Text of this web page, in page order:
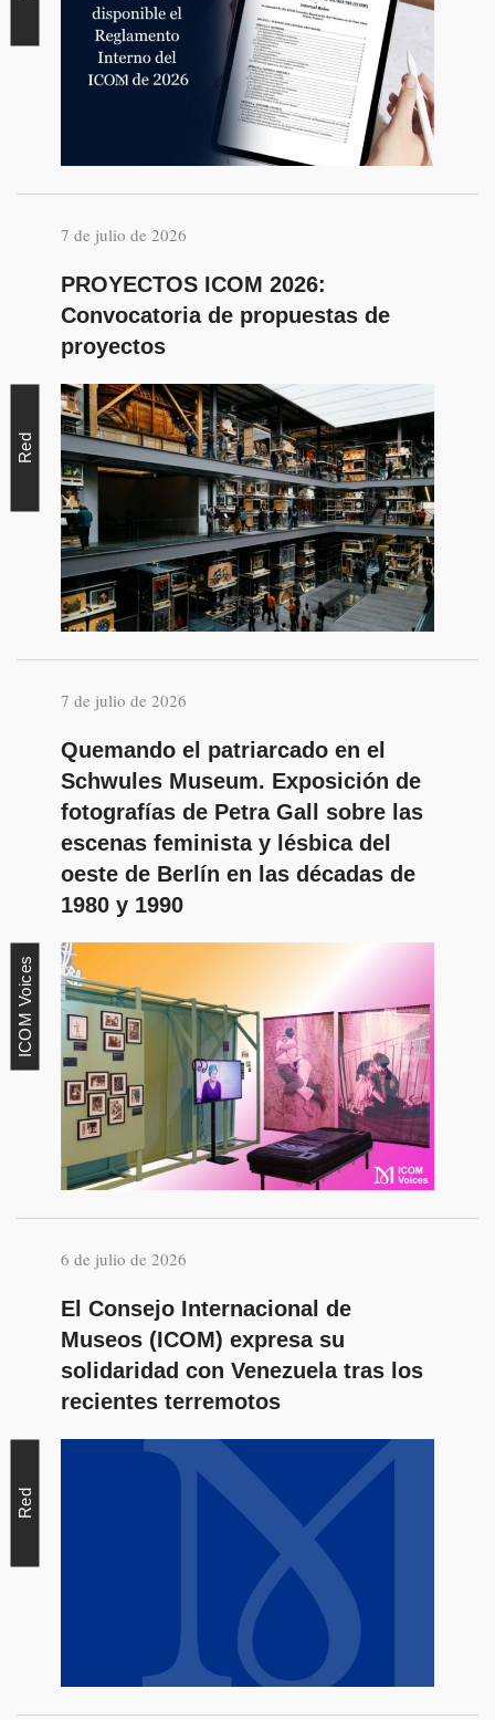
7 de julio de 2026
PROYECTOS ICOM 2026:
Convocatoria de propuestas de
proyectos
Red
7 de julio de 2026
Quemando el patriarcado en el
Schwules Museum. Exposición de
fotografías de Petra Gall sobre las
escenas feminista y lésbica del
oeste de Berlín en las décadas de
1980 y 1990
ICOM Voices
6 de julio de 2026
El Consejo Internacional de
Museos (ICOM) expresa su
solidaridad con Venezuela tras los
recientes terremotos
Red